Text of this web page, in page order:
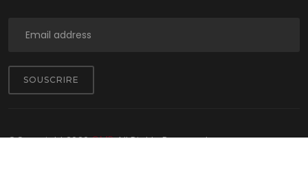
SOUSCRIRE
©Copyright2026CMPAll Rights Reserved